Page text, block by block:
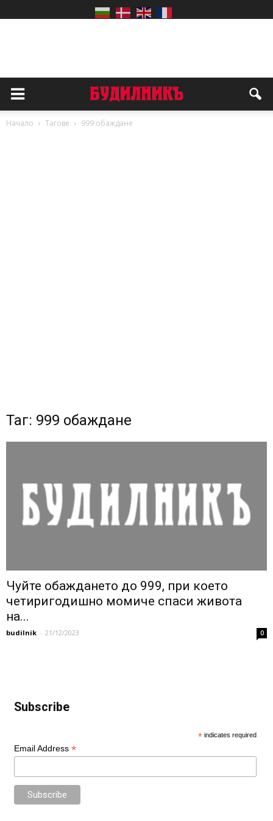
Начало Тагове 999 обаждане
Таг: 999 обаждане
Чуйте обаждането до 999, при което
четиригодишно момиче спаси живота
на...
budilnik - 21/12/2023 0
Subscribe
* indicates required
Email Address *